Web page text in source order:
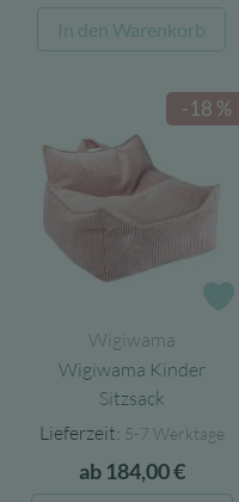
Preis
war:
Preis
ist:
In den Warenkorb
-18 %
Wigiwama
Wigiwama Kinder
Sitzsack
Lieferzeit: 5-7 Werktage
ab 184,00€